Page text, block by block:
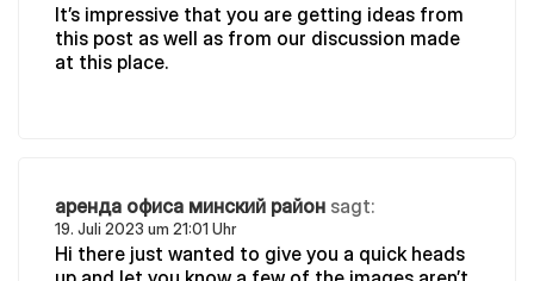
It’s impressive that you are getting ideas from
this post as well as from our discussion made
at this place.
аренда офиса минский район sagt:
19. Juli 2023 um 21:01 Uhr
Hi there just wanted to give you a quick heads